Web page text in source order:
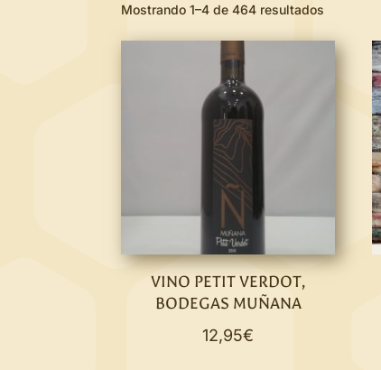
Mostrando 1–4 de 464 resultados
VINO PETIT VERDOT,
BODEGAS MUÑANA
12,95€